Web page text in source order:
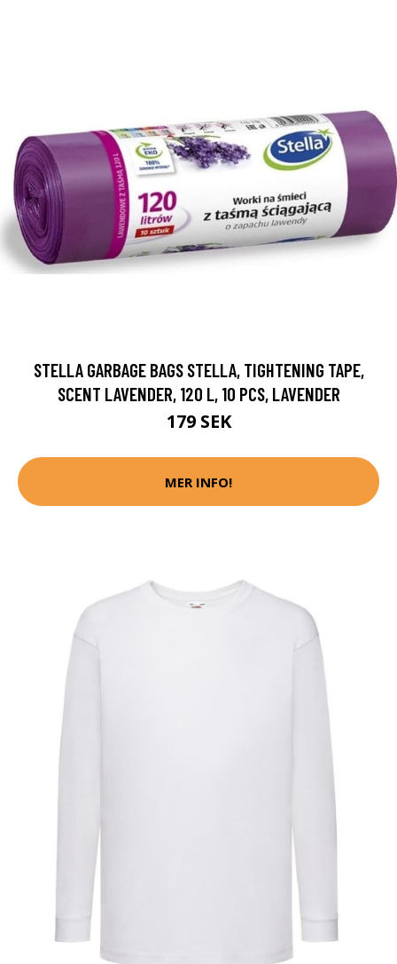
STELLA GARBAGE BAGS STELLA, TIGHTENING TAPE,
SCENT LAVENDER, 120 L, 10 PCS, LAVENDER
179 SEK
MER INFO!